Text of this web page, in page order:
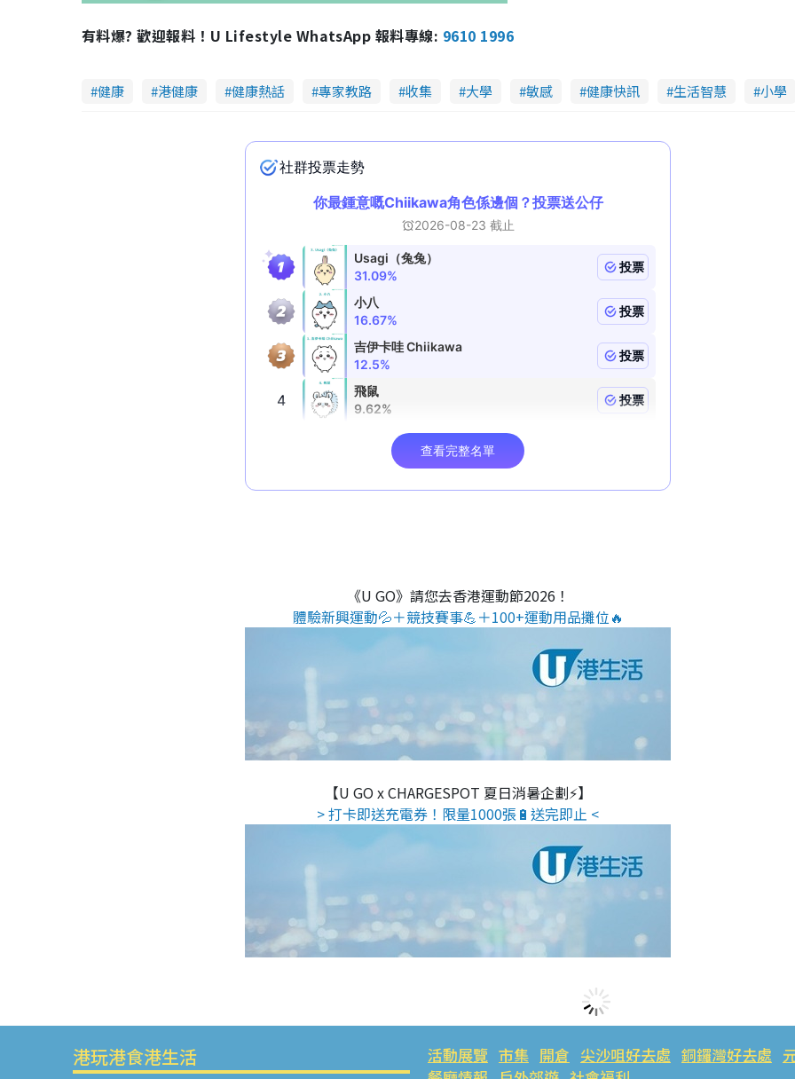
有料爆? 歡迎報料！U Lifestyle WhatsApp 報料專線: 9610 1996
健康 港健康 健康熱話 專家教路 收集 大學 敏感 健康快訊 生活智慧 小學
《U GO》請您去香港運動節2026！
體驗新興運動💦＋競技賽事💪＋100+運動用品攤位🔥
【U GO x CHARGESPOT 夏日消暑企劃⚡】
> 打卡即送充電券！限量1000張🔋送完即止 <
港玩港食港生活 活動展覽 市集 開倉 尖沙咀好去處 銅鑼灣好去處